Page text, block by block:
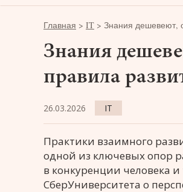
Главная > IT > Знания дешевеют,
Знания
правила
26.03.2026 IT
Практики взаимного
одной из ключевых опор
в конкуренции человека
СберУниверситета о